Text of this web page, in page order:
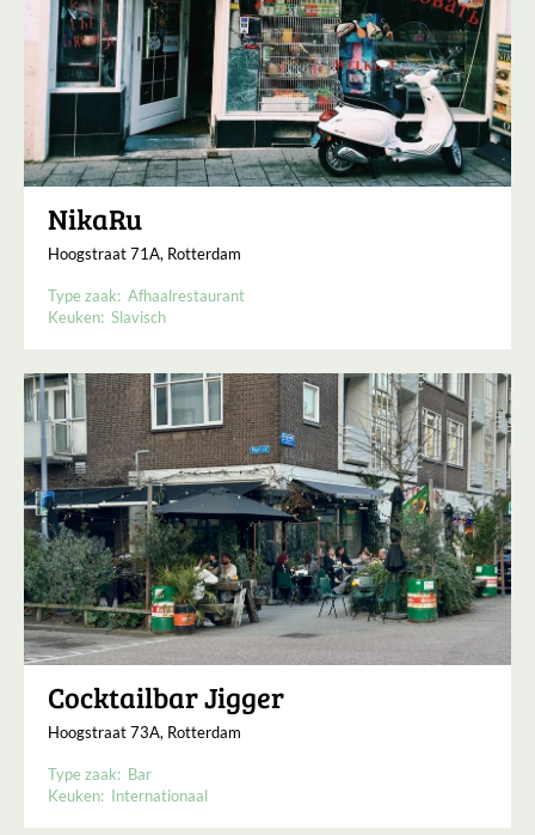
NikaRu
Hoogstraat 71A, Rotterdam
Type zaak: Afhaalrestaurant
Keuken: Slavisch
Cocktailbar Jigger
Hoogstraat 73A, Rotterdam
Type zaak: Bar
Keuken: Internationaal